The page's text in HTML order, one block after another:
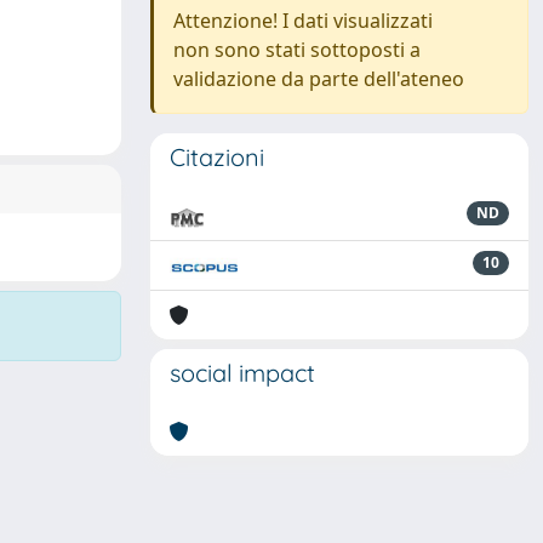
Attenzione! I dati visualizzati
non sono stati sottoposti a
validazione da parte dell'ateneo
Citazioni
ND
10
social impact